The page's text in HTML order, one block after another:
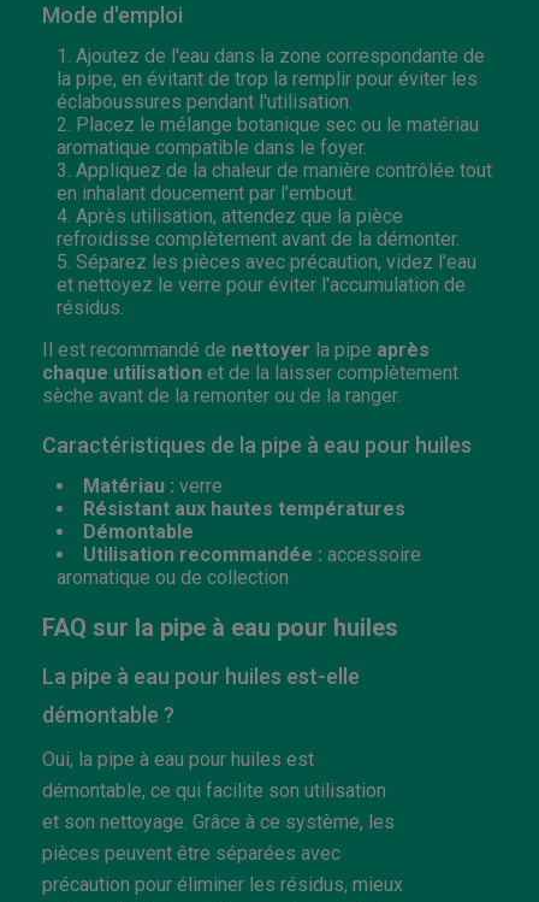
Mode d'emploi
Ajoutez de l'eau dans la zone correspondante de
la pipe, en évitant de trop la remplir pour éviter les
éclaboussures pendant l'utilisation.
Placez le mélange botanique sec ou le matériau
aromatique compatible dans le foyer.
Appliquez de la chaleur de manière contrôlée tout
en inhalant doucement par l'embout.
Après utilisation, attendez que la pièce
refroidisse complètement avant de la démonter.
Séparez les pièces avec précaution, videz l'eau
et nettoyez le verre pour éviter l'accumulation de
résidus.
Il est recommandé de nettoyer la pipe après
chaque utilisation et de la laisser complètement
sèche avant de la remonter ou de la ranger.
Caractéristiques de la pipe à eau pour huiles
Matériau : verre
Résistant aux hautes températures
Démontable
Utilisation recommandée : accessoire
aromatique ou de collection
FAQ sur la pipe à eau pour huiles
La pipe à eau pour huiles est-elle
démontable ?
Oui, la pipe à eau pour huiles est
démontable, ce qui facilite son utilisation
et son nettoyage. Grâce à ce système, les
pièces peuvent être séparées avec
précaution pour éliminer les résidus, mieux